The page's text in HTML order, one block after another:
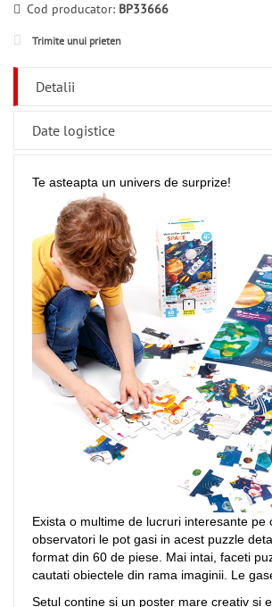
Cod producator: BP33666
Trimite unui prieten
Detalii
Date logistice
Te asteapta un univers de surprize!
Exista o multime de lucruri interesante pe
observatori le pot gasi in acest puzzle
format din 60 de piese. Mai intai, faceti
cautati obiectele din rama imaginii. Le
Setul contine si un poster mare creativ si